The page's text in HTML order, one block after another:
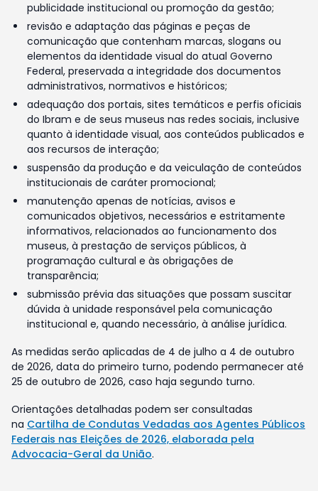
publicidade institucional ou promoção da gestão;
revisão e adaptação das páginas e peças de
comunicação que contenham marcas, slogans ou
elementos da identidade visual do atual Governo
Federal, preservada a integridade dos documentos
administrativos, normativos e históricos;
adequação dos portais, sites temáticos e perfis oficiais
do Ibram e de seus museus nas redes sociais, inclusive
quanto à identidade visual, aos conteúdos publicados e
aos recursos de interação;
suspensão da produção e da veiculação de conteúdos
institucionais de caráter promocional;
manutenção apenas de notícias, avisos e
comunicados objetivos, necessários e estritamente
informativos, relacionados ao funcionamento dos
museus, à prestação de serviços públicos, à
programação cultural e às obrigações de
transparência;
submissão prévia das situações que possam suscitar
dúvida à unidade responsável pela comunicação
institucional e, quando necessário, à análise jurídica.
As medidas serão aplicadas de 4 de julho a 4 de outubro
de 2026, data do primeiro turno, podendo permanecer até
25 de outubro de 2026, caso haja segundo turno.
Orientações detalhadas podem ser consultadas
na Cartilha de Condutas Vedadas aos Agentes Públicos
Federais nas Eleições de 2026, elaborada pela
Advocacia-Geral da União.